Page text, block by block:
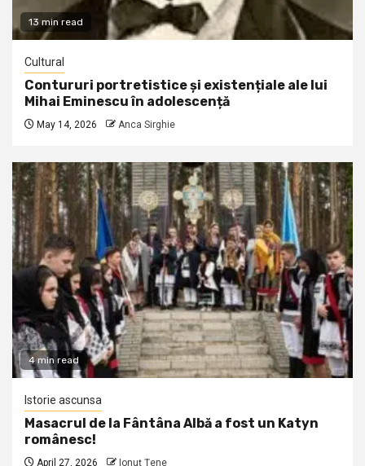
13 min read
Cultural
Contururi portretistice și existențiale ale lui
Mihai Eminescu în adolescență
May 14, 2026 Anca Sirghie
4 min read
Istorie ascunsa
Masacrul de la Fântâna Albă a fost un Katyn
românesc!
April 27, 2026 Ionuţ Ţene